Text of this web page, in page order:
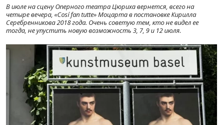
В июле на сцену Оперного театра Цюриха вернется, всего на
четыре вечера, «Cosí fan tutte» Моцарта в постановке Кирилла
Серебренникова 2018 года. Очень советую тем, кто не видел ее
тогда, не упустить новую возможность 3, 7, 9 и 12 июля.